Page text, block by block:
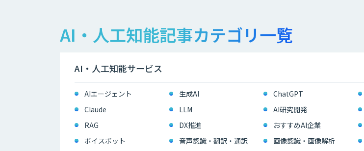
AI・人工知能記事カテゴリ一覧
AI・人工知能サービス
AIエージェント 生成AI ChatGPT
Claude
LLM AI研究開発
RAG
DX推進 おすすめAI企業
ボイスボット
音声認識・翻訳・通訳 画像認識・画像解析